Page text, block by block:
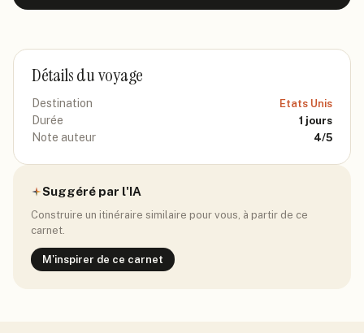
Détails du voyage
Destination Etats Unis
Durée 1 jours
Note auteur 4/5
Suggéré par l'IA
Construire un itinéraire similaire pour vous, à partir de ce
carnet.
M'inspirer de ce carnet